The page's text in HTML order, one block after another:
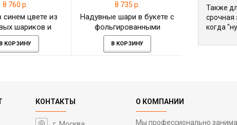
8 760 р.
синем цвете из
шариков и
цифры 1
В КОРЗИНУ
8 735 р.
Надувные шари в букете с
фольгированными
звёздами
В КОРЗИНУ
8
шариков с
В
Также
срочная
когда
КОНТАКТЫ О КОМПАНИИ
Мы профессионально